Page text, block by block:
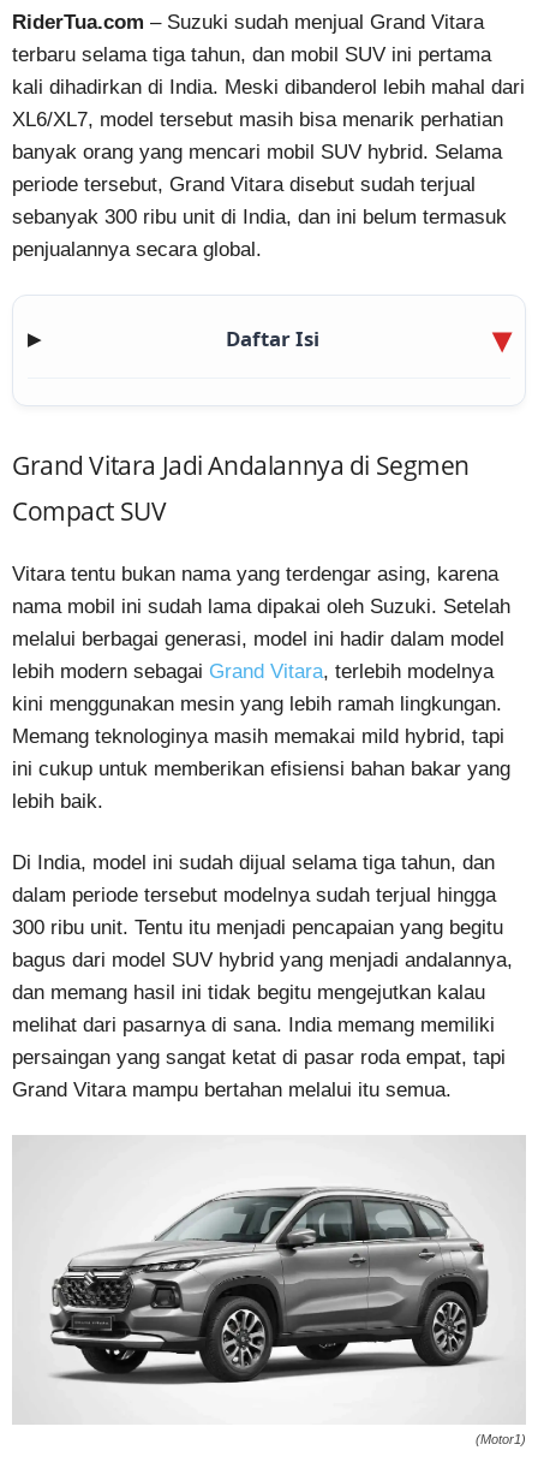
RiderTua.com – Suzuki sudah menjual Grand Vitara
terbaru selama tiga tahun, dan mobil SUV ini pertama
kali dihadirkan di India. Meski dibanderol lebih mahal dari
XL6/XL7, model tersebut masih bisa menarik perhatian
banyak orang yang mencari mobil SUV hybrid. Selama
periode tersebut, Grand Vitara disebut sudah terjual
sebanyak 300 ribu unit di India, dan ini belum termasuk
penjualannya secara global.
▶ Daftar Isi
Grand Vitara Jadi Andalannya di Segmen
Compact SUV
Vitara tentu bukan nama yang terdengar asing, karena
nama mobil ini sudah lama dipakai oleh Suzuki. Setelah
melalui berbagai generasi, model ini hadir dalam model
lebih modern sebagai Grand Vitara, terlebih modelnya
kini menggunakan mesin yang lebih ramah lingkungan.
Memang teknologinya masih memakai mild hybrid, tapi
ini cukup untuk memberikan efisiensi bahan bakar yang
lebih baik.
Di India, model ini sudah dijual selama tiga tahun, dan
dalam periode tersebut modelnya sudah terjual hingga
300 ribu unit. Tentu itu menjadi pencapaian yang begitu
bagus dari model SUV hybrid yang menjadi andalannya,
dan memang hasil ini tidak begitu mengejutkan kalau
melihat dari pasarnya di sana. India memang memiliki
persaingan yang sangat ketat di pasar roda empat, tapi
Grand Vitara mampu bertahan melalui itu semua.
(Motor1)